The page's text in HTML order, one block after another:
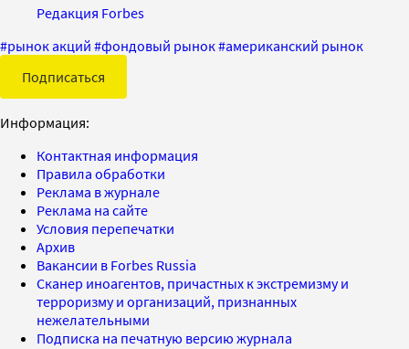
Редакция Forbes
#рынок акций #фондовый рынок#американский рынок
Подписаться
Информация:
Контактная информация
Правила обработки
Реклама в журнале
Реклама на сайте
Условия перепечатки
Архив
Вакансии в Forbes Russia
Сканер иноагентов, причастных к экстремизму и
терроризму и организаций, признанных
нежелательными
Подписка на печатную версию журнала